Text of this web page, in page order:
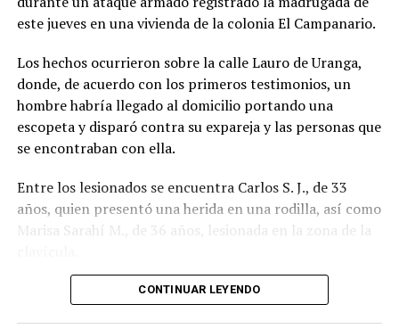
participación de más personas.
este jueves en una vivienda de la colonia El Campanario.
Los hechos ocurrieron sobre la calle Lauro de Uranga,
donde, de acuerdo con los primeros testimonios, un
hombre habría llegado al domicilio portando una
escopeta y disparó contra su expareja y las personas que
se encontraban con ella.
Entre los lesionados se encuentra Carlos S. J., de 33
años, quien presentó una herida en una rodilla, así como
Marisa Sarahí M., de 36 años, lesionada en la zona de la
También fueron atendidos Damián, de 14 años; Ana, de
CONTINUAR LEYENDO